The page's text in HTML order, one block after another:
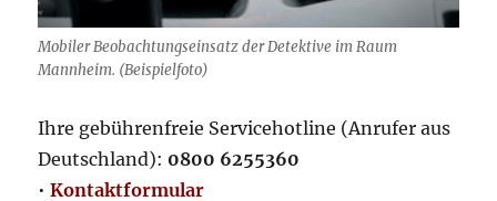
Mobiler Beobachtungseinsatz der Detektive im Raum
Mannheim. (Beispielfoto)
Ihre gebührenfreie Servicehotline (Anrufer aus
Deutschland): 0800 6255360
•Kontaktformular